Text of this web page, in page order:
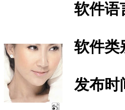
软件语
软件类
发布时